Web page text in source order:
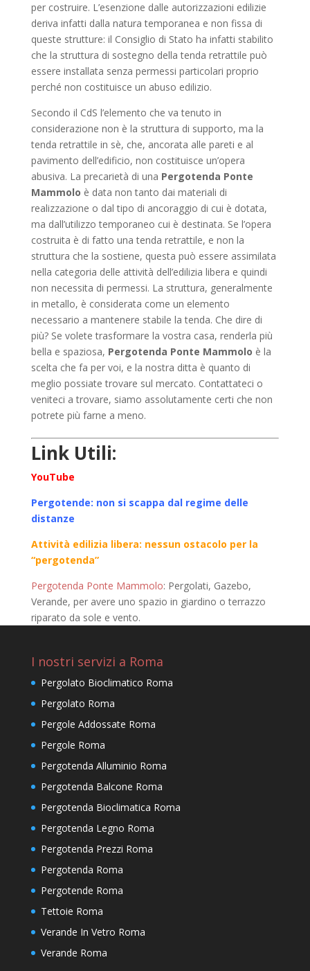
per costruire. L’esenzione dalle autorizzazioni edilizie
deriva infatti dalla natura temporanea e non fissa di
queste strutture: il Consiglio di Stato ha infatti stabilito
che la struttura di sostegno della tenda retrattile può
essere installata senza permessi particolari proprio
perché non costituisce un abuso edilizio.
Secondo il CdS l’elemento che va tenuto in
considerazione non è la struttura di supporto, ma la
tenda retrattile in sè, che, ancorata alle pareti e al
pavimento dell’edificio, non costituisce un’opera
abusiva. La precarietà di una Pergotenda Ponte
Mammolo è data non tanto dai materiali di
realizzazione o dal tipo di ancoraggio di cui è dotata,
ma dall’utilizzo temporaneo cui è destinata. Se l’opera
costruita è di fatto una tenda retrattile, e non la
struttura che la sostiene, questa può essere assimilata
nella categoria delle attività dell’edilizia libera e quindi
non necessita di permessi. La struttura, generalmente
in metallo, è considerata come un elemento
necessario a mantenere stabile la tenda. Che dire di
più? Se volete trasformare la vostra casa, renderla più
bella e spaziosa, Pergotenda Ponte Mammolo è la
scelta che fa per voi, e la nostra ditta è quanto di
meglio possiate trovare sul mercato. Contattateci o
veniteci a trovare, siamo assolutamente certi che non
potrete più farne a meno.
Link Utili:
YouTube
Pergotende: non si scappa dal regime delle
distanze
Attività edilizia libera: nessun ostacolo per la
“pergotenda”
Pergotenda Ponte Mammolo: Pergolati, Gazebo,
Verande, per avere uno spazio in giardino o terrazzo
riparato da sole e vento.
I nostri servizi a Roma
Pergolato Bioclimatico Roma
Pergolato Roma
Pergole Addossate Roma
Pergole Roma
Pergotenda Alluminio Roma
Pergotenda Balcone Roma
Pergotenda Bioclimatica Roma
Pergotenda Legno Roma
Pergotenda Prezzi Roma
Pergotenda Roma
Pergotende Roma
Tettoie Roma
Verande In Vetro Roma
Verande Roma